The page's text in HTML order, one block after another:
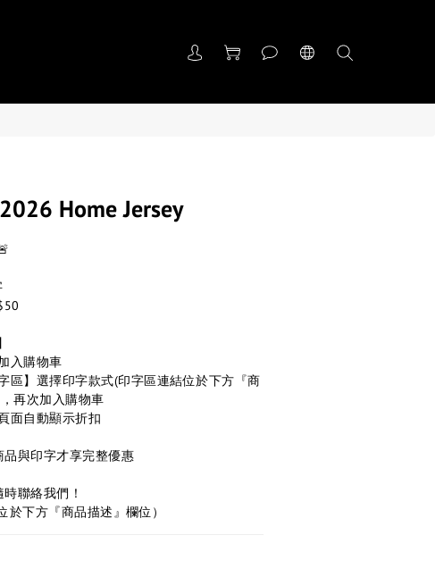
Home Jersey
入購物車
區】選擇印字款式(印字區連結位於下方『商
再次加入購物車
面自動顯示折扣
品與印字才享完整優惠
聯絡我們！
於下方『商品描述』欄位）